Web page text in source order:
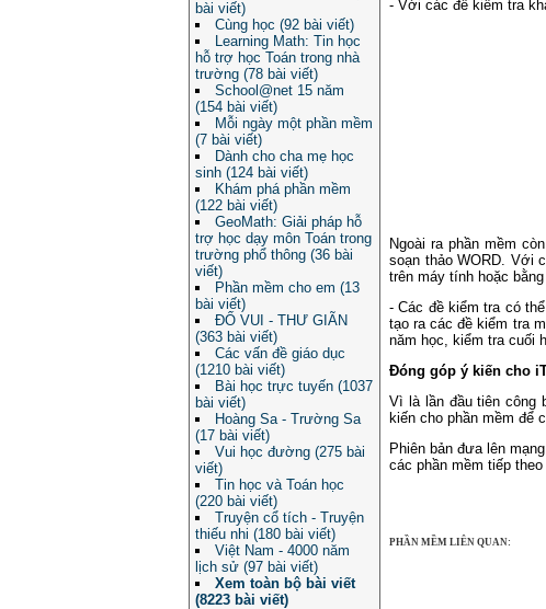
bài viết)
Cùng học (92 bài viết)
Learning Math: Tin học
hỗ trợ học Toán trong nhà
trường (78 bài viết)
School@net 15 năm
(154 bài viết)
Mỗi ngày một phần mềm
(7 bài viết)
Dành cho cha mẹ học
sinh (124 bài viết)
Khám phá phần mềm
(122 bài viết)
GeoMath: Giải pháp hỗ
trợ học dạy môn Toán trong
trường phổ thông (36 bài
viết)
Phần mềm cho em (13
bài viết)
ĐỐ VUI - THƯ GIÃN
(363 bài viết)
Các vấn đề giáo dục
(1210 bài viết)
Bài học trực tuyến (1037
bài viết)
Hoàng Sa - Trường Sa
(17 bài viết)
Vui học đường (275 bài
viết)
Tin học và Toán học
(220 bài viết)
Truyện cổ tích - Truyện
thiếu nhi (180 bài viết)
Việt Nam - 4000 năm
lịch sử (97 bài viết)
Xem toàn bộ bài viết
(8223 bài viết)
- Với các đề kiểm tra
Ngoài ra phần mềm
soạn thảo WORD. Với
trên máy tính hoặc
- Các đề kiểm tra có
tạo ra các đề kiểm tra
năm học, kiểm tra cuối
Đóng góp ý kiến cho
Vì là lần đầu tiên công
kiến cho phần mềm để
Phiên bản đưa lên
các phần mềm tiếp
PHẦN MỀM LIÊN QUAN: